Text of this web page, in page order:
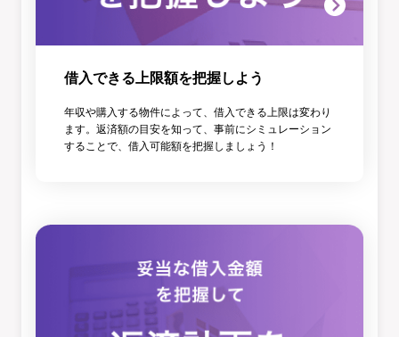
借入できる上限額を把握しよう
年収や購入する物件によって、借入できる上限は変わり
ます。返済額の目安を知って、事前にシミュレーション
することで、借入可能額を把握しましょう！